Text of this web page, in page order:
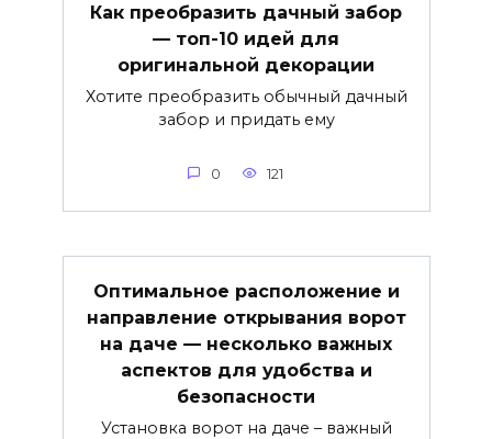
Как преобразить дачный забор
— топ-10 идей для
оригинальной декорации
Хотите преобразить обычный дачный
забор и придать ему
0 121
Оптимальное расположение и
направление открывания ворот
на даче — несколько важных
аспектов для удобства и
безопасности
Установка ворот на даче – важный